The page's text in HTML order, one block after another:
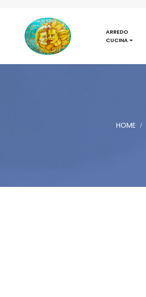
ARREDO
CUCINA
HOME